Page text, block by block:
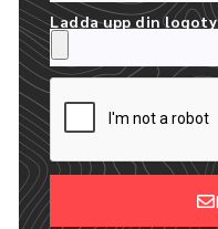
VI SKAPAR EN GRATIS
Ladda upp din